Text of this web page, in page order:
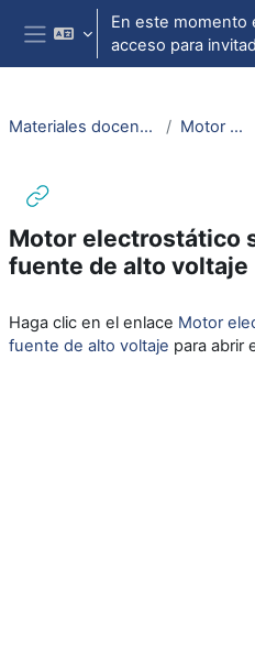
Salta al contenido principal
Panel lateral
En este momento
acceso para
Materiales docencia electromagnetismo Motor electrostático
Motor electrostático
fuente de alto voltaje
Haga clic en el enlace Motor
fuente de alto voltaje para abrir